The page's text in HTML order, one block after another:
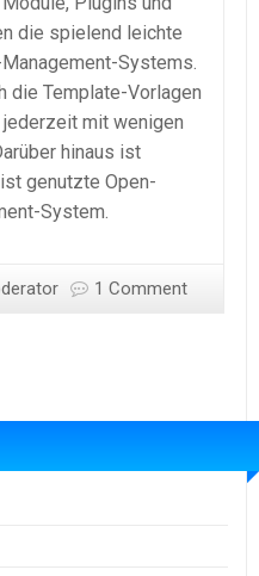
die spielend leichte
Systems.
die Template-Vorlagen
mit wenigen
hinaus ist
genutzte Open-
System.
1 Comment